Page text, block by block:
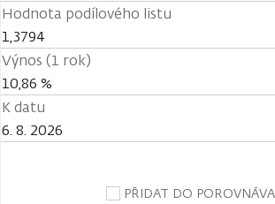
Hodnota podílového listu
1,3794
Výnos (1 rok)
10,86 %
K datu
6. 8. 2026
PŘIDAT DO